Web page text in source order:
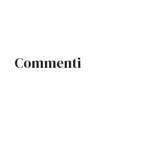
Commenti